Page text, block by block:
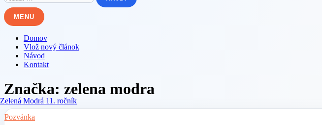
MENU
Domov
Vlož nový článok
Návod
Kontakt
Značka: zelena modra
Pozvánka